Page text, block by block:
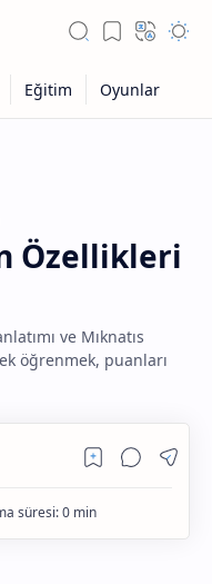
Özellikleri
ve Mıknatıs
öğrenmek, puanları